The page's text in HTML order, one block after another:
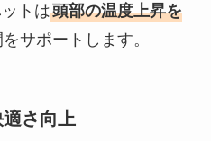
トは頭部の温度上昇を
サポートします。
さ向上